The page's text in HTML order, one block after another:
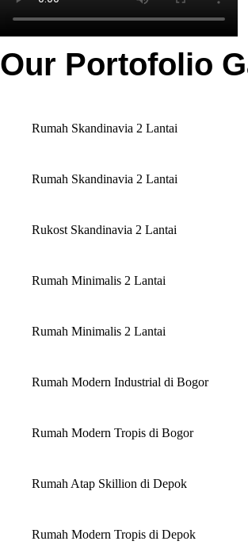
Our Portofolio
Rumah Skandinavia 2 Lantai
Rumah Skandinavia 2 Lantai
Rukost Skandinavia 2 Lantai
Rumah Minimalis 2 Lantai
Rumah Minimalis 2 Lantai
Rumah Modern Industrial di Bogor
Rumah Modern Tropis di Bogor
Rumah Atap Skillion di Depok
Rumah Modern Tropis di Depok